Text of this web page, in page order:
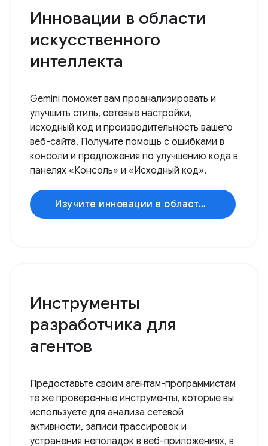
Инновации в области
искусственного
интеллекта
Gemini поможет вам проанализировать и
улучшить стиль, сетевые настройки,
исходный код и производительность вашего
веб-сайта. Получите помощь с ошибками в
консоли и предложения по улучшению кода в
панелях «Консоль» и «Исходный код».
Изучите инновации в области искусственного интеллекта.
Инструменты
разработчика для
агентов
Предоставьте своим агентам-программистам
те же проверенные инструменты, которые вы
используете для анализа сетевой
активности, записи трассировок и
устранения неполадок в веб-приложениях, в